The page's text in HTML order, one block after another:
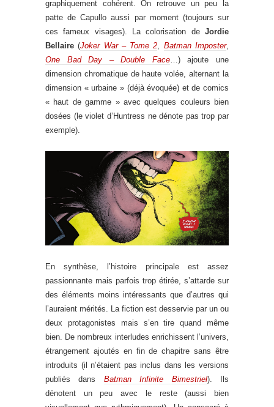
graphiquement cohérent. On retrouve un peu la
patte de Capullo aussi par moment (toujours sur
ces fameux visages). La colorisation de Jordie
Bellaire(Joker War – Tome 2, Batman Imposter,
One Bad Day – Double Face…) ajoute une
dimension chromatique de haute volée, alternant la
dimension « urbaine » (déjà évoquée) et de comics
« haut de gamme » avec quelques couleurs bien
dosées (le violet d’Huntress ne dénote pas trop par
exemple).
En synthèse, l’histoire principale est assez
passionnante mais parfois trop étirée, s’attarde sur
des éléments moins intéressants que d’autres qui
l’auraient mérités. La fiction est desservie par un ou
deux protagonistes mais s’en tire quand même
bien. De nombreux interludes enrichissent l’univers,
étrangement ajoutés en fin de chapitre sans être
introduits (il n’étaient pas inclus dans les versions
publiés dans Batman Infinite Bimestriel). Ils
dénotent un peu avec le reste (aussi bien